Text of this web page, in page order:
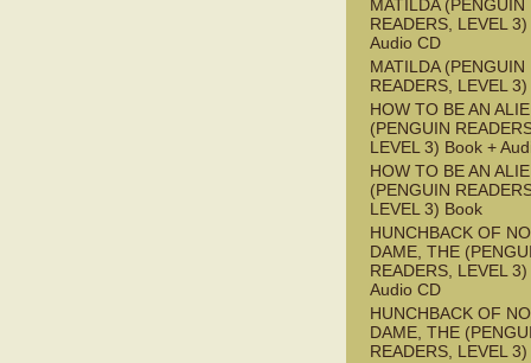
MATILDA (PENGUIN
READERS, LEVEL
Audio CD
MATILDA (PENGUIN
READERS, LEVEL
HOW TO BE AN
(PENGUIN
LEVEL 3) Book +
HOW TO BE AN
(PENGUIN
LEVEL 3) Book
HUNCHBACK OF
DAME, THE
READERS, LEVEL
Audio CD
HUNCHBACK OF
DAME, THE
READERS, LEVEL